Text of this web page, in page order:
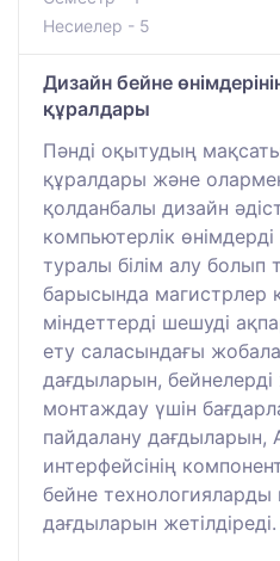
Несиелер - 5
Дизайн бейне
құралдары
Пәнді оқытудың
құралдары және
қолданбалы дизайн
компьютерлік
туралы білім алу болып
барысында магистрлер
міндеттерді шешуді
ету саласындағы
дағдыларын,
монтаждау үшін
пайдалану дағдыларын,
интерфейсінің
бейне технологияларды
дағдыларын жетілдіреді.